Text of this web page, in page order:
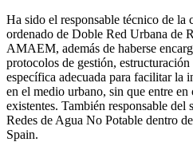
Ha sido el responsable técnico de
ordenado de Doble Red Urbana de
AMAEM, además de haberse
protocolos de gestión,
específica adecuada para facilitar la
en el medio urbano, sin que entre
existentes. También responsable
Redes de Agua No Potable dentro
Spain.